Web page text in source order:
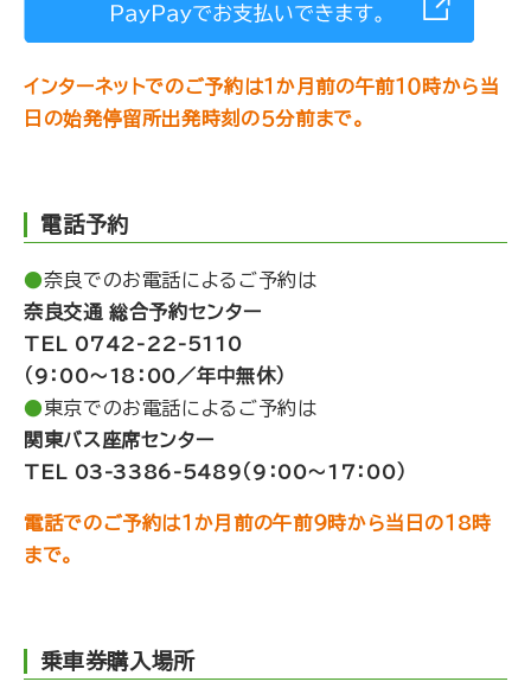
インターネットでのご予約は１か月前の午前１０時から当
日の始発停留所出発時刻の５分前まで。
電話予約
●奈良でのお電話によるご予約は
奈良交通 総合予約センター
TEL 0742-22-5110
（9：00〜18：00／年中無休）
●東京でのお電話によるご予約は
関東バス座席センター
TEL 03-3386-5489（9：00〜17：00）
電話でのご予約は１か月前の午前９時から当日の１8時
まで。
乗車券購入場所